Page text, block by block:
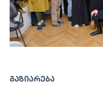
ᲒᲐᲖᲘᲐᲠᲔᲑᲐ